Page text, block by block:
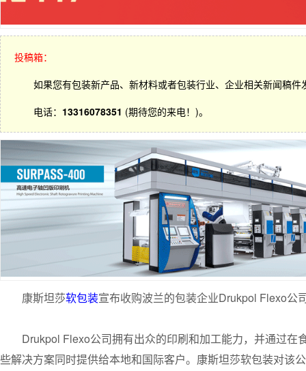
投稿箱：
如果您有包装新产品、新材料或者包装行业、企业相关新闻稿
电话： 13316078351 (期待您的来电！)。
康斯坦莎软包装宣布收购波兰的包装企业Drukpol Flexo公
Drukpol Flexo公司拥有出众的印刷和加工能力，并通过
些解决方案同时提供给本地和国际客户。康斯坦莎软包装对该